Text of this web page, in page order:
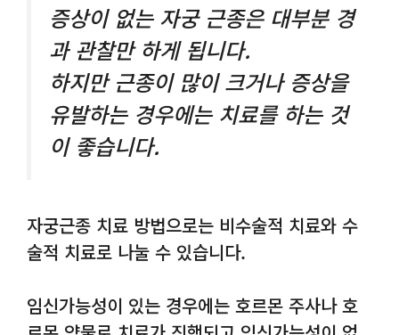
증상이 없는 자궁 근종은 대부분 경
과 관찰만 하게 됩니다.
하지만 근종이 많이 크거나 증상을
유발하는 경우에는 치료를 하는 것
이 좋습니다.
자궁근종 치료 방법으로는 비수술적 치료와 수
술적 치료로 나눌 수 있습니다.
임신가능성이 있는 경우에는 호르몬 주사나 호